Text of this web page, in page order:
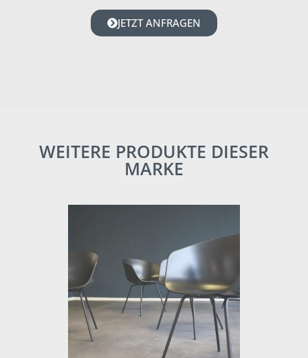
JETZT ANFRAGEN
WEITERE PRODUKTE DIESER
MARKE